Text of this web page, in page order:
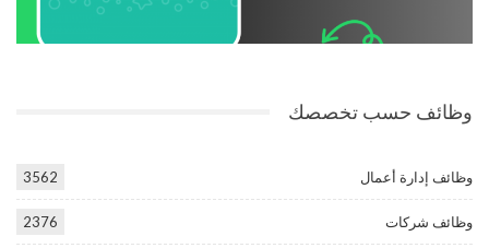
وظائف حسب تخصصك
وظائف إدارة أعمال 3562
وظائف شركات 2376